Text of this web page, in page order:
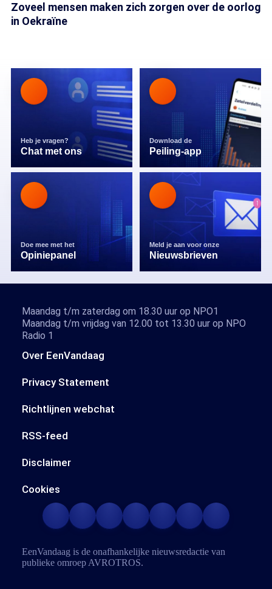
Zoveel mensen maken zich zorgen over de oorlog
in Oekraïne
Heb je vragen?
Chat met ons
Download de
Peiling-app
Doe mee met het
Opiniepanel
Meld je aan voor onze
Nieuwsbrieven
Over EenVandaag
Privacy Statement
Richtlijnen webchat
RSS-feed
Disclaimer
Cookies
Maandag t/m zaterdag om 18.30 uur op NPO1
Maandag t/m vrijdag van 12.00 tot 13.30 uur op NPO
Radio 1
EenVandaag is de onafhankelijke nieuwsredactie van
publieke omroep AVROTROS.